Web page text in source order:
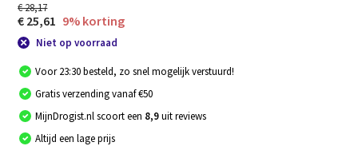
€ 28,17
€ 25,61 9% korting
Niet op voorraad
Voor 23:30 besteld, zo snel mogelijk verstuurd!
Gratis verzending vanaf €50
MijnDrogist.nl scoort een 8,9uit reviews
Altijd een lage prijs